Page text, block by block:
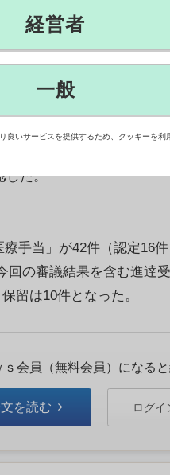
科会
定審査会感染症・予防接
第二部会（24日開催）
いて、予防接種と疾病・
した。
手当」が42件（認定16
の審議結果を含む進達
留は10件となった。
会員（無料会員）になる
を読む ログイ
経営者
一般
良いサービスを提供するため、クッキーを